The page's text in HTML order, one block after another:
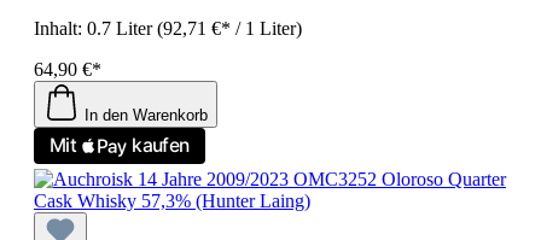
Inhalt: 0.7 Liter(92,71 €* / 1 Liter)
64,90 €*
In den Warenkorb